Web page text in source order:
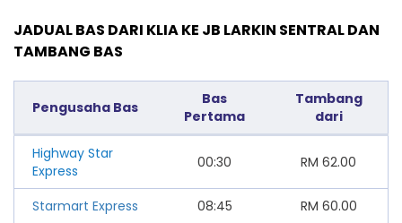
JADUAL BAS DARI KLIA KE JB LARKIN SENTRAL DAN
TAMBANG BAS
Pengusaha Bas
Bas
Pertama
Tambang
dari
Highway Star
Express
00:30 RM 62.00
Starmart Express 08:45 RM 60.00